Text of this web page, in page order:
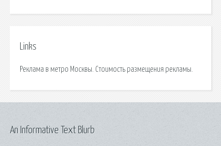
Links
Реклама в метро Москвы. Стоимость размещения рекламы.
An Informative Text Blurb